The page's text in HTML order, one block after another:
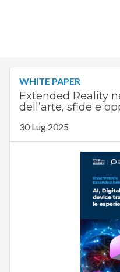
WHITE PAPER
Extended Reality
dell’arte, sfide e
30 Lug 2025